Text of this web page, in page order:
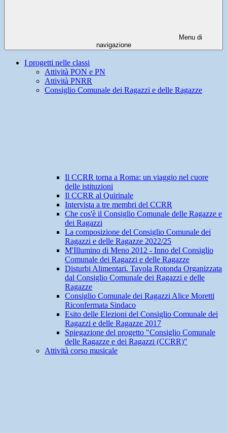
Menu di
navigazione
I progetti nelle classi
Attività PON e PN
Attività PNRR
Consiglio Comunale dei Ragazzi e delle Ragazze
Il CCRR torna a Roma: un viaggio nel cuore
delle istituzioni
Il CCRR al Quirinale
Intervista a tre membri del CCRR
Che cos'è il Consiglio Comunale delle Ragazze e
dei Ragazzi
La composizione del Consiglio Comunale dei
Ragazzi e delle Ragazze 2022/25
M'Illumino di Meno 2012 - Inno del Consiglio
Comunale dei Ragazzi e delle Ragazze
Disturbi Alimentari. Tavola Rotonda Organizzata
dal Consiglio Comunale dei Ragazzi e delle
Ragazze
Consiglio Comunale dei Ragazzi Alice Moretti
Riconfermata Sindaco
Esito delle Elezioni del Consiglio Comunale dei
Ragazzi e delle Ragazze 2017
Spiegazione del progetto "Consiglio Comunale
delle Ragazze e dei Ragazzi (CCRR)"
Attività corso musicale